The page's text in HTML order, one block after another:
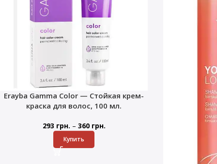
Erayba Gamma Color — Стойкая крем-
краска для волос, 100 мл.
293 грн. – 360 грн.
Купить